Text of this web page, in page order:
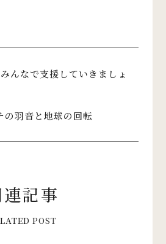
んなで支援していきましょ
の羽音と地球の回転
連記事
LATED POST